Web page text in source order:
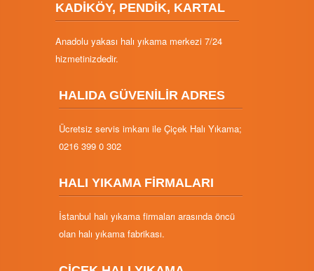
KADİKÖY, PENDİK, KARTAL
Anadolu yakası halı yıkama merkezi 7/24
hizmetinizdedir.
HALIDA GÜVENİLİR ADRES
Ücretsiz servis imkanı ile Çiçek Halı Yıkama;
0216 399 0 302
HALI YIKAMA FİRMALARI
İstanbul halı yıkama firmaları arasında öncü
olan halı yıkama fabrikası.